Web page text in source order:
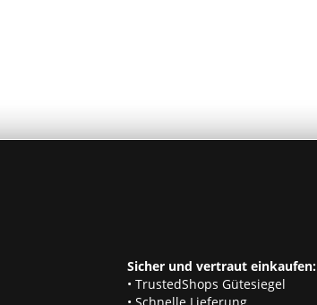
Sicher und vertraut einkaufen:
• TrustedShops Gütesiegel